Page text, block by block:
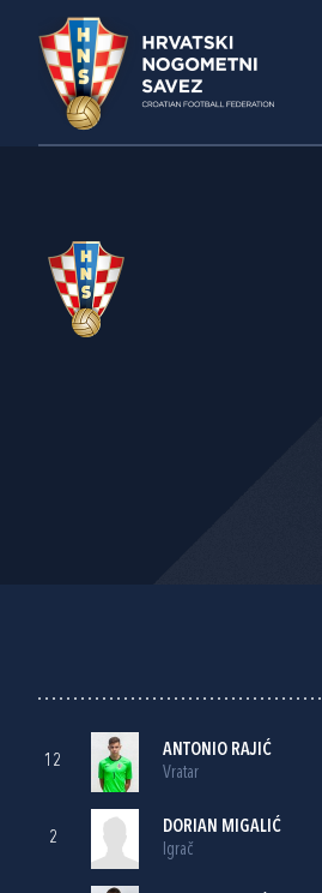
12
ANTONIO RAJIĆ
Vratar
2
DORIAN MIGALIĆ
Igrač